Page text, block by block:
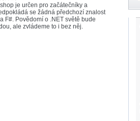
je určen pro začátečníky a
se žádná předchozí znalost
F#. Povědomí o .NET světě bude
ale zvládeme to i bez něj.